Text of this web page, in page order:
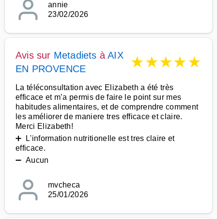
annie
23/02/2026
Avis sur Metadiets àAIX
EN PROVENCE
★★★★★
La téléconsultation avec Elizabeth a été très
efficace et m’a permis de faire le point sur mes
habitudes alimentaires, et de comprendre comment
les améliorer de maniere tres efficace et claire.
Merci Elizabeth!
➕ L'information nutritionelle est tres claire et
efficace.
➖ Aucun
mvcheca
25/01/2026